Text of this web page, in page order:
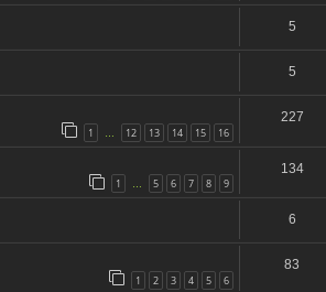
5
5
1 12 13 14 15 16
227
1 … 5 6 7 8 9
134
6
1 2 3 4 5 6
83